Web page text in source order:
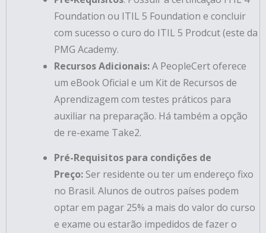
Foundation ou ITIL 5 Foundation e concluir
com sucesso o curo do ITIL 5 Prodcut (este da
PMG Academy.
Recursos Adicionais:A PeopleCert oferece
um eBook Oficial e um Kit de Recursos de
Aprendizagem com testes práticos para
auxiliar na preparação. Há também a opção
de re-exame Take2.
Pré-Requisitos para condições de
Preço: Ser residente ou ter um endereço fixo
no Brasil. Alunos de outros países podem
optar em pagar 25% a mais do valor do curso
e exame ou estarão impedidos de fazer o